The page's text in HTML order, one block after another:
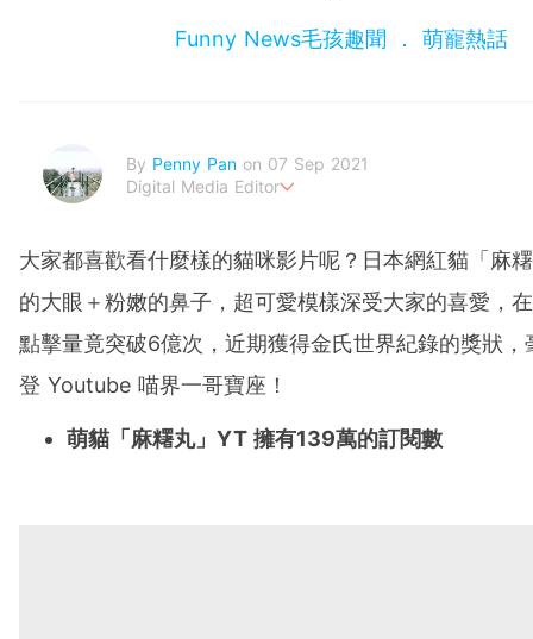
Funny News毛孩趣聞 萌寵熱話
By Penny Pan on 07 Sep 2021
Digital Media Editor
大家都喜歡看什麼樣的貓咪影片呢？日本網紅貓「麻
的大眼＋粉嫩的鼻子，超可愛模樣深受大家的喜愛，
點擊量竟突破6億次，近期獲得金氏世界紀錄的獎狀，
登 Youtube 喵界一哥寶座！
萌貓「麻糬丸」YT 擁有139萬的訂閱數